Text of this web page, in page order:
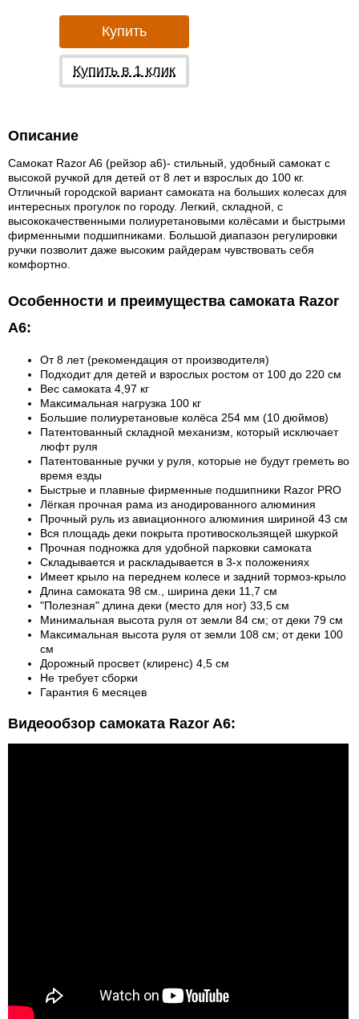
Купить
Купить в 1 клик
Описание
Самокат Razor A6 (рейзор а6)- стильный, удобный самокат с
высокой ручкой для детей от 8 лет и взрослых до 100 кг.
Отличный городской вариант самоката на больших колесах для
интересных прогулок по городу. Легкий, складной, с
высококачественными полиуретановыми колёсами и быстрыми
фирменными подшипниками . Большой диапазон регулировки
ручки позволит даже высоким райдерам чувствовать себя
комфортно.
Особенности и преимущества самоката Razor
A6:
От 8 лет (рекомендация от производителя)
Подходит для детей и взрослых ростом от 100 до 220 см
Вес самоката 4,97 кг
Максимальная нагрузка 100 кг
Большие полиуретановые колёса 254 мм (10 дюймов)
Патентованный складной механизм, который исключает
люфт руля
Патентованные ручки у руля, которые не будут греметь во
время езды
Быстрые и плавные фирменные подшипники Razor PRO
Лёгкая прочная рама из анодированного алюминия
Прочный руль из авиационного алюминия шириной 43 см
Вся площадь деки покрыта противоскользящей шкуркой
Прочная подножка для удобной парковки самоката
Складывается и раскладывается в 3-х положениях
Имеет крыло на переднем колесе и задний тормоз-крыло
Длина самоката 98 см., ширина деки 11,7 см
"Полезная" длина деки (место для ног) 33,5 см
Минимальная высота руля от земли 84 см; от деки 79 см
Максимальная высота руля от земли 108 см; от деки 100
см
Дорожный просвет (клиренс) 4,5 см
Не требует сборки
Гарантия 6 месяцев
Видеообзор самоката Razor A6: